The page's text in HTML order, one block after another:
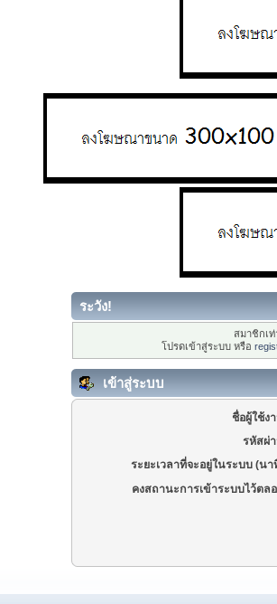
ระวัง!
สมาชิกเ
โปรดเข้าสู่ระบบ หรือ
เข้าสู่ระบบ
ชื่อผู้ใช้ง
รหัสผ่
ระยะเวลาที่จะอยู่ในระบบ (นา
คงสถานะการเข้าระบบไว้ตล